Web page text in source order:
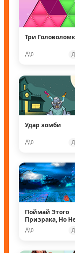
Три
0
Удар зомби
0
Поймай Этого
Призрака, Но
0